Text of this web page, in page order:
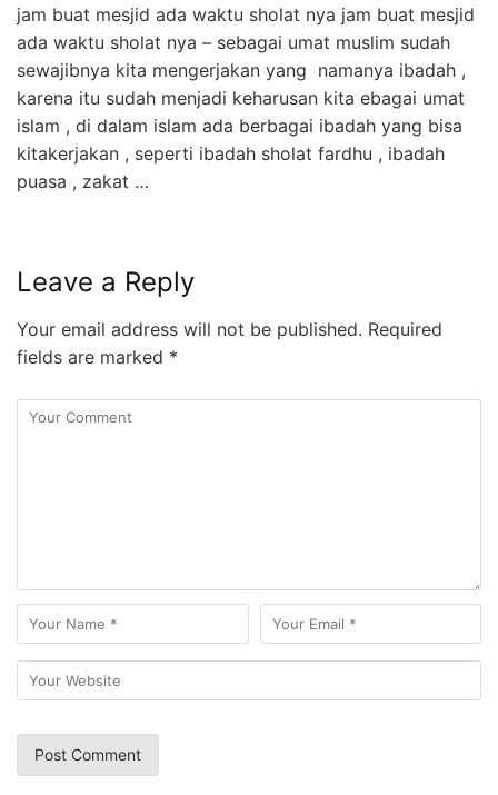
jam buat mesjid ada waktu sholat nya jam buat mesjid
ada waktu sholat nya – sebagai umat muslim sudah
sewajibnya kita mengerjakan yang namanya ibadah ,
karena itu sudah menjadi keharusan kita ebagai umat
islam , di dalam islam ada berbagai ibadah yang bisa
kitakerjakan , seperti ibadah sholat fardhu , ibadah
puasa , zakat …
Leave a Reply
Your email address will not be published. Required
fields are marked *